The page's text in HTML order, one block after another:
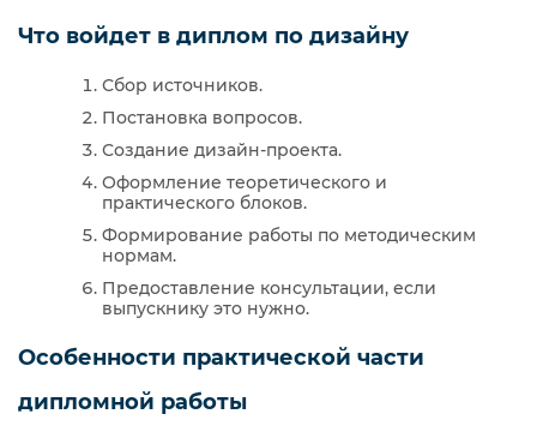
Что войдет в диплом по дизайну
Сбор источников.
Постановка вопросов.
Создание дизайн-проекта.
Оформление теоретического и
практического блоков.
Формирование работы по методическим
нормам.
Предоставление консультации, если
выпускнику это нужно.
Особенности практической части
дипломной работы